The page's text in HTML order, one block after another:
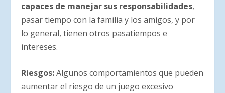
capaces de manejar sus responsabilidades,
pasar tiempo con la familia y los amigos, y por
lo general, tienen otros pasatiempos e
intereses.
Riesgos:Algunos comportamientos que pueden
aumentar el riesgo de un juego excesivo